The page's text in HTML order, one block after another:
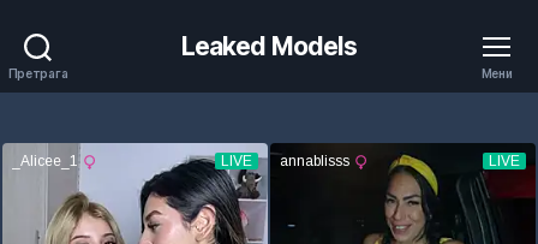
Претрага
Leaked Models
Мени